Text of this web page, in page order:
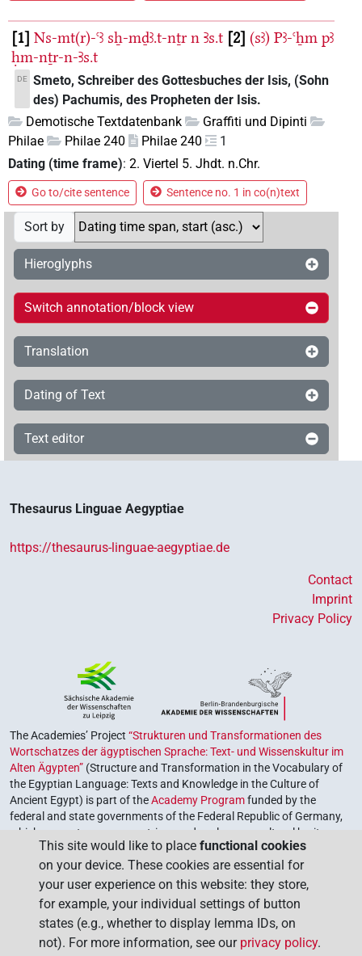
1 Ns-mt(r)-ꜥꜣ sẖ-mḏꜣ.t-nṯr n Ꜣs.t 2 (sꜣ) Pꜣ-ꜥẖm pꜣ
ḥm-nṯr-n-Ꜣs.t
DE Smeto, Schreiber des Gottesbuches der Isis, (Sohn
des) Pachumis, des Propheten der Isis.
Demotische Textdatenbank
Graffiti und Dipinti
Philae
Philae 240 Philae 240
1
Dating (time frame): 2. Viertel 5. Jhdt. n.Chr.
Go to/cite sentence Sentence no. 1 in co(n)text
Sort by
Hieroglyphs
Switch annotation/block view
Translation
Dating of Text
Text editor
Thesaurus Linguae Aegyptiae
https://thesaurus-linguae-aegyptiae.de
Contact
Imprint
Privacy Policy
The Academies’ Project “Strukturen und Transformationen des
Wortschatzes der ägyptischen Sprache: Text- und Wissenskultur im
Alten Ägypten” (Structure and Transformation in the Vocabulary of
the Egyptian Language: Texts and Knowledge in the Culture of
Ancient Egypt) is part of theAcademy Programfunded by the
federal and state governments of the Federal Republic of Germany,
which serves to preserve, retrieve and explore our cultural heritage.
The program is coordinated by theUnion of the German Academies
of Sciences and Humanities.
This site would like to place functional cookies
on your device. These cookies are essential for
your user experience on this website: they store,
for example, your individual settings of button
states (e.g., whether to display lemma IDs, on
not). For more information, see our privacy policy.